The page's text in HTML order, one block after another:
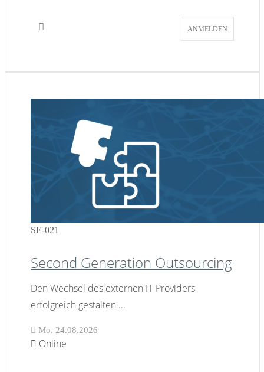
ANMELDEN
SE-021
Second Generation Outsourcing
Den Wechsel des externen IT-Providers
erfolgreich gestalten ...
Mo. 24.08.2026
Online